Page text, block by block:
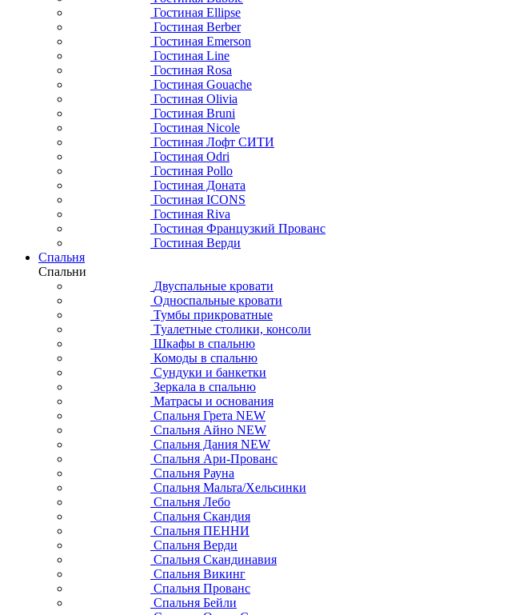
Гостиная Ellipse
Гостиная Berber
Гостиная Emerson
Гостиная Line
Гостиная Rosa
Гостиная Gouache
Гостиная Olivia
Гостиная Bruni
Гостиная Nicole
Гостиная Лофт СИТИ
Гостиная Odri
Гостиная Pollo
Гостиная Доната
Гостиная ICONS
Гостиная Riva
Гостиная Французкий Прованс
Гостиная Верди
Спальня
Спальни
Двуспальные кровати
Односпальные кровати
Тумбы прикроватные
Туалетные столики, консоли
Шкафы в спальню
Комоды в спальню
Сундуки и банкетки
Зеркала в спальню
Матрасы и основания
Спальня Грета NEW
Спальня Айно NEW
Спальня Дания NEW
Спальня Ари-Прованс
Спальня Рауна
Спальня Мальта/Хельсинки
Спальня Лебо
Спальня Скандия
Спальня ПЕННИ
Спальня Верди
Спальня Скандинавия
Спальня Викинг
Спальня Прованс
Спальня Бейли